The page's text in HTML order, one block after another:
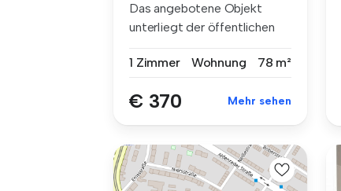
Das angebotene Objekt
unterliegt der öffentlichen
1 Zimmer
Wohnung 78 m²
€ 370 Mehr sehen